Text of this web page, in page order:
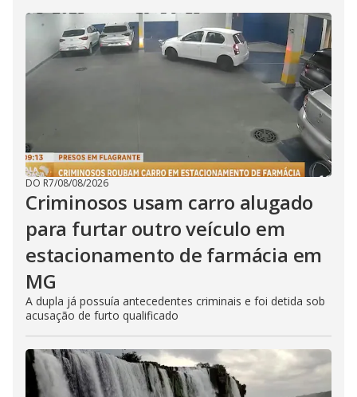
DO R7/08/08/2026
Criminosos usam carro alugado
para furtar outro veículo em
estacionamento de farmácia em
MG
A dupla já possuía antecedentes criminais e foi detida sob
acusação de furto qualificado